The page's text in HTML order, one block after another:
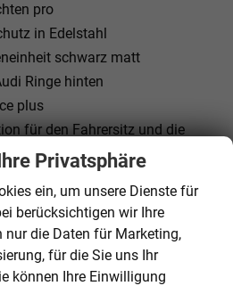
pro
in Edelstahl
schwarz matt
Ringe hinten
plus
für den Fahrersitz und die
(OneInfotainment)
vorn
mit Einparkhilfe mit
Privatsphäre
ein, um unsere Dienste für
berücksichtigen wir Ihre
die Daten für Marketing,
für die Sie uns Ihr
können Ihre Einwilligung